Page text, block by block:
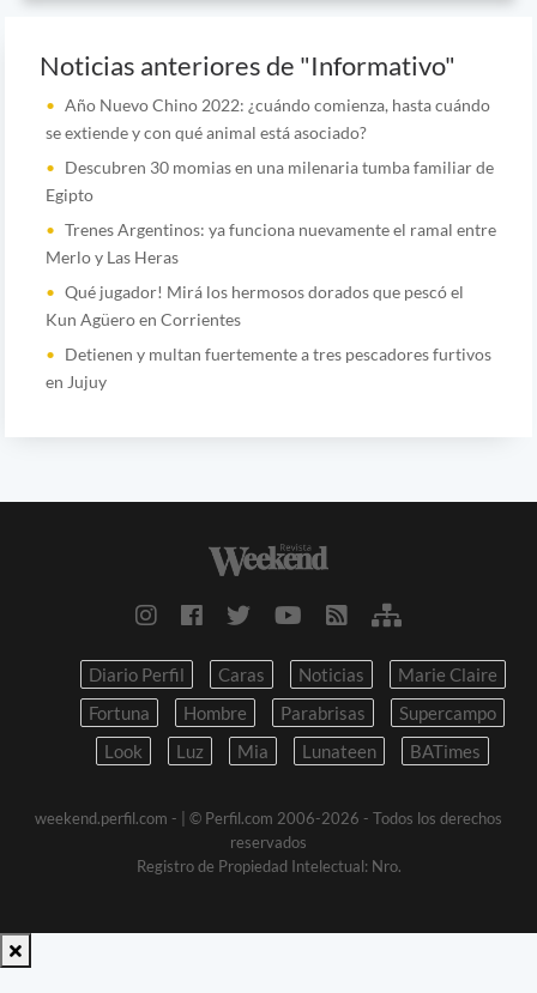
Noticias anteriores de "Informativo"
Año Nuevo Chino 2022: ¿cuándo comienza, hasta cuándo
se extiende y con qué animal está asociado?
Descubren 30 momias en una milenaria tumba familiar de
Egipto
Trenes Argentinos: ya funciona nuevamente el ramal entre
Merlo y Las Heras
Qué jugador! Mirá los hermosos dorados que pescó el
Kun Agüero en Corrientes
Detienen y multan fuertemente a tres pescadores furtivos
en Jujuy
Diario Perfil Caras Noticias
Marie Claire
Fortuna
Hombre Parabrisas
Supercampo
Look
Luz Mia Lunateen BATimes
weekend.perfil.com -
| © Perfil.com 2006-2026 - Todos los derechos
reservados
Registro de Propiedad Intelectual: Nro.